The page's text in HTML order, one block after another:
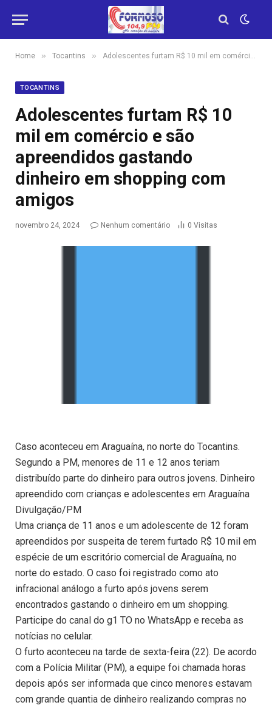
Home » Tocantins » Adolescentes furtam R$ 10 mil em comércio e são apreendidos gastando dinheiro em shopping com amigos
TOCANTINS
Adolescentes furtam R$ 10
mil em comércio e são
apreendidos gastando
dinheiro em shopping com
amigos
novembro 24, 2024 Nenhum comentário 0 Visitas
Caso aconteceu em Araguaína, no norte do Tocantins.
Segundo a PM, menores de 11 e 12 anos teriam
distribuído parte do dinheiro para outros jovens. Dinheiro
apreendido com crianças e adolescentes em Araguaína
Divulgação/PM
Uma criança de 11 anos e um adolescente de 12 foram
apreendidos por suspeita de terem furtado R$ 10 mil em
espécie de um escritório comercial de Araguaína, no
norte do estado. O caso foi registrado como ato
infracional análogo a furto após jovens serem
encontrados gastando o dinheiro em um shopping.
Participe do canal do g1 TO no WhatsApp e receba as
notícias no celular.
O furto aconteceu na tarde de sexta-feira (22). De acordo
com a Polícia Militar (PM), a equipe foi chamada horas
depois após ser informada que cinco menores estavam
com grande quantia de dinheiro realizando compras no